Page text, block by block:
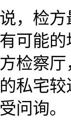
，检
可能
检察
私宅
问询。